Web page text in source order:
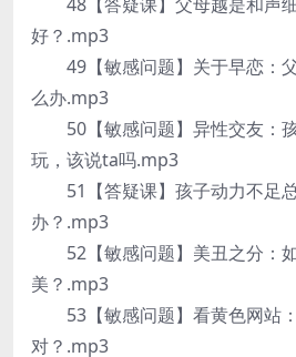
好？.mp3
49【敏感问题】关于早恋：
么办.mp3
50【敏感问题】异性交友：
玩，该说ta吗.mp3
51【答疑课】孩子动力不足
办？.mp3
52【敏感问题】美丑之分：
美？.mp3
53【敏感问题】看黄色网站
对？.mp3